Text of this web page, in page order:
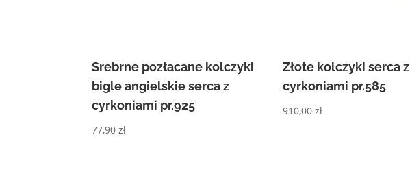
Srebrne pozłacane kolczyki
bigle angielskie serca z
cyrkoniami pr.925
77,90zł
Złote kolczyki serca z
cyrkoniami pr.585
910,00zł